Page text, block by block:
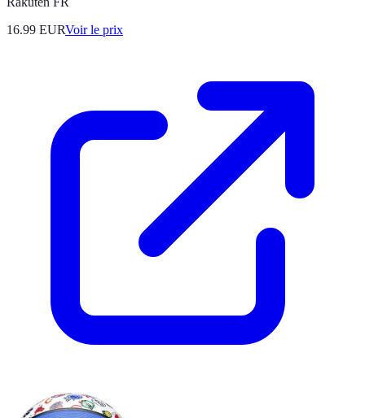
16.99 EURVoir le prix